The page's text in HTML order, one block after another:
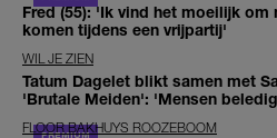
Fred (55): 'Ik vind het moeilijk om
komen tijdens een vrijpartij'
WIL JE ZIEN
Tatum Dagelet blikt samen met
'Brutale Meiden': 'Mensen
FLOOR BAKHUYS ROOZEBOOM